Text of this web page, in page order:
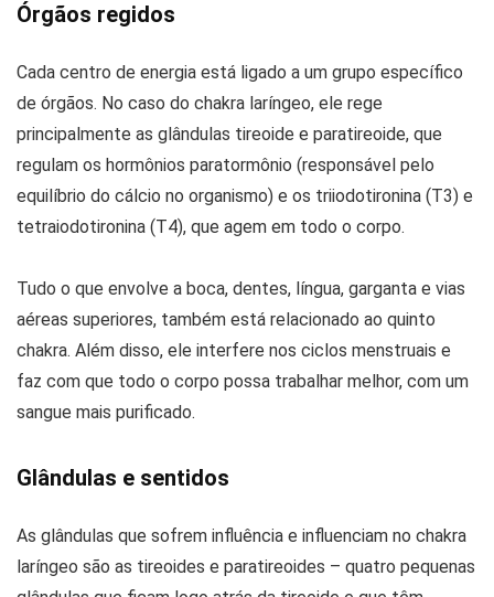
Órgãos regidos
Cada centro de energia está ligado a um grupo específico
de órgãos. No caso do chakra laríngeo, ele rege
principalmente as glândulas tireoide e paratireoide, que
regulam os hormônios paratormônio (responsável pelo
equilíbrio do cálcio no organismo) e os triiodotironina (T3) e
tetraiodotironina (T4), que agem em todo o corpo.
Tudo o que envolve a boca, dentes, língua, garganta e vias
aéreas superiores, também está relacionado ao quinto
chakra. Além disso, ele interfere nos ciclos menstruais e
faz com que todo o corpo possa trabalhar melhor, com um
sangue mais purificado.
Glândulas e sentidos
As glândulas que sofrem influência e influenciam no chakra
laríngeo são as tireoides e paratireoides – quatro pequenas